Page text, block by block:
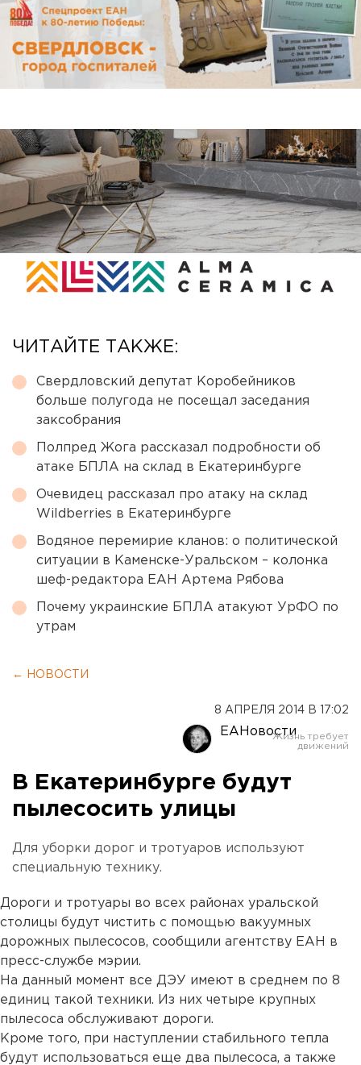
ЧИТАЙТЕ ТАКЖЕ:
Свердловский депутат Коробейников
больше полугода не посещал заседания
заксобрания
Полпред Жога рассказал подробности об
атаке БПЛА на склад в Екатеринбурге
Очевидец рассказал про атаку на склад
Wildberries в Екатеринбурге
Водяное перемирие кланов: о политической
ситуации в Каменске-Уральском – колонка
шеф-редактора ЕАН Артема Рябова
Почему украинские БПЛА атакуют УрФО по
утрам
← НОВОСТИ
8 АПРЕЛЯ 2014 В 17:02
ЕАНовости
В Екатеринбурге будут
пылесосить улицы
Для уборки дорог и тротуаров используют
специальную технику.
Дороги и тротуары во всех районах уральской
столицы будут чистить с помощью вакуумных
дорожных пылесосов, сообщили агентству ЕАН в
пресс-службе мэрии.
На данный момент все ДЭУ имеют в среднем по 8
единиц такой техники. Из них четыре крупных
пылесоса обслуживают дороги.
Кроме того, при наступлении стабильного тепла
будут использоваться еще два пылесоса, а также